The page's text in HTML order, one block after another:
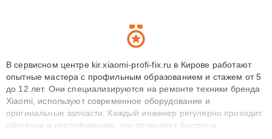
В сервисном центре kir.xiaomi-profi-fix.ru в Кирове работают
опытные мастера с профильным образованием и стажем от 5
до 12 лет. Они специализируются на ремонте техники бренда
Xiaomi, используют современное оборудование и
оригинальные запчасти. Каждый инженер регулярно проходит
обучение и сертификацию, что позволяет быстро и